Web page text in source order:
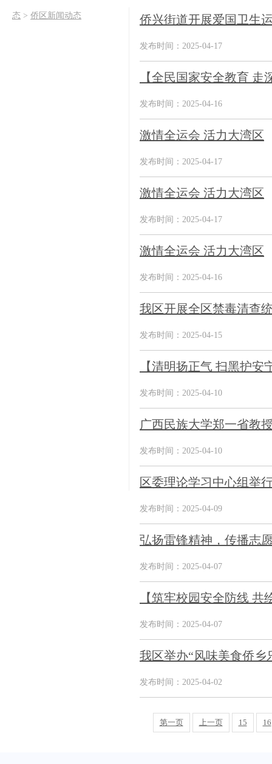
态 > 侨区新闻动态 侨兴街道开展爱国卫生
发布时间：2025-04-17
【全民国家安全教育
发布时间：2025-04-16
激情全运会 活力大湾区
发布时间：2025-04-17
激情全运会 活力大湾区
发布时间：2025-04-17
激情全运会 活力大湾区
发布时间：2025-04-16
我区开展全区禁毒清查
发布时间：2025-04-15
【清明扬正气 扫黑护
发布时间：2025-04-10
广西民族大学郑一省教
发布时间：2025-04-10
区委理论学习中心组举
发布时间：2025-04-09
弘扬雷锋精神，传播志
发布时间：2025-04-07
【筑牢校园安全防线
发布时间：2025-04-07
我区举办“风味美食侨乡
发布时间：2025-04-02
第一页 上一页 15 16